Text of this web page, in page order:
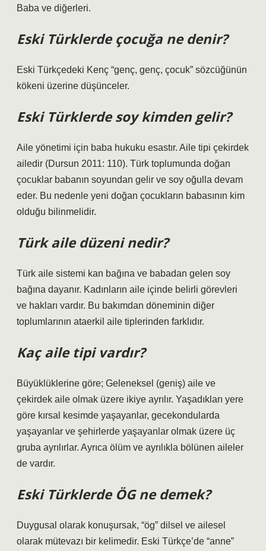
Baba ve diğerleri.
Eski Türklerde çocuğa ne denir?
Eski Türkçedeki Kenç “genç, genç, çocuk” sözcüğünün
kökeni üzerine düşünceler.
Eski Türklerde soy kimden gelir?
Aile yönetimi için baba hukuku esastır. Aile tipi çekirdek
ailedir (Dursun 2011: 110). Türk toplumunda doğan
çocuklar babanın soyundan gelir ve soy oğulla devam
eder. Bu nedenle yeni doğan çocukların babasının kim
olduğu bilinmelidir.
Türk aile düzeni nedir?
Türk aile sistemi kan bağına ve babadan gelen soy
bağına dayanır. Kadınların aile içinde belirli görevleri
ve hakları vardır. Bu bakımdan döneminin diğer
toplumlarının ataerkil aile tiplerinden farklıdır.
Kaç aile tipi vardır?
Büyüklüklerine göre; Geleneksel (geniş) aile ve
çekirdek aile olmak üzere ikiye ayrılır. Yaşadıkları yere
göre kırsal kesimde yaşayanlar, gecekondularda
yaşayanlar ve şehirlerde yaşayanlar olmak üzere üç
gruba ayrılırlar. Ayrıca ölüm ve ayrılıkla bölünen aileler
de vardır.
Eski Türklerde ÖG ne demek?
Duygusal olarak konuşursak, “ög” dilsel ve ailesel
olarak mütevazı bir kelimedir. Eski Türkçe’de “anne”